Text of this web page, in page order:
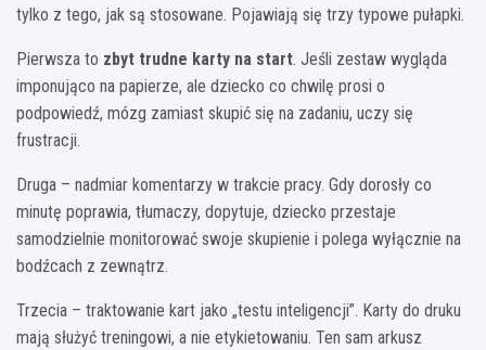
tylko z tego, jak są stosowane. Pojawiają się trzy typowe pułapki.
Pierwsza to zbyt trudne karty na start. Jeśli zestaw wygląda
imponująco na papierze, ale dziecko co chwilę prosi o
podpowiedź, mózg zamiast skupić się na zadaniu, uczy się
frustracji.
Druga – nadmiar komentarzy w trakcie pracy. Gdy dorosły co
minutę poprawia, tłumaczy, dopytuje, dziecko przestaje
samodzielnie monitorować swoje skupienie i polega wyłącznie na
bodźcach z zewnątrz.
Trzecia – traktowanie kart jako „testu inteligencji”. Karty do druku
mają służyć treningowi, a nie etykietowaniu. Ten sam arkusz